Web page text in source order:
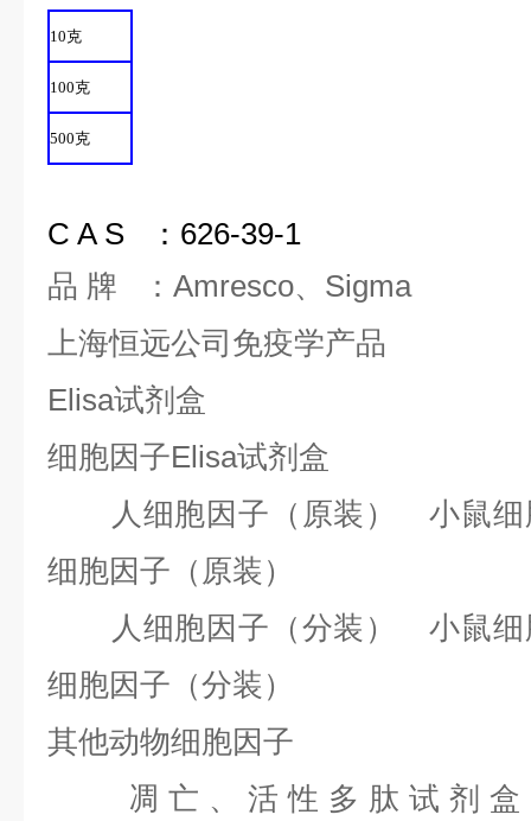
10克
100克
500克
C A S ：626-39-1
品 牌 ：Amresco、Sigma
上海恒远公司免疫学产品
Elisa试剂盒
细胞因子Elisa试剂盒
人细胞因子（原装） 小鼠细
细胞因子（原装）
人细胞因子（分装） 小鼠细
细胞因子（分装）
其他动物细胞因子
凋亡、活性多肽试剂盒